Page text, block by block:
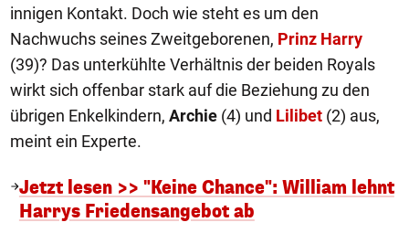
innigen Kontakt. Doch wie steht es um den
Nachwuchs seines Zweitgeborenen, Prinz Harry
(39)? Das unterkühlte Verhältnis der beiden Royals
wirkt sich offenbar stark auf die Beziehung zu den
übrigen Enkelkindern, Archie (4) und Lilibet (2) aus,
meint ein Experte.
Jetzt lesen >> "Keine Chance": William lehnt
Harrys Friedensangebot ab